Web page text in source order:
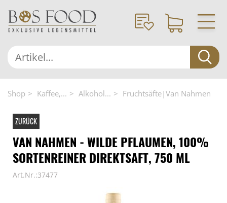
Shop Kaffee,... Alkohol... Fruchtsäfte|Van Nahmen
ZURÜCK
VAN NAHMEN - WILDE PFLAUMEN, 100%
SORTENREINER DIREKTSAFT, 750 ML
Art.Nr.:37477